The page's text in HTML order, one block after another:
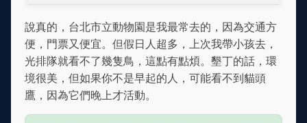
說真的，台北市立動物園是我最常去的，因為交通方
便，門票又便宜。但假日人超多，上次我帶小孩去，
光排隊就看不了幾隻鳥，這點有點煩。墾丁的話，環
境很美，但如果你不是早起的人，可能看不到貓頭
鷹，因為它們晚上才活動。